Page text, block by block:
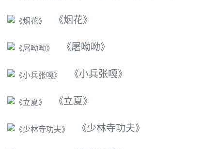
《烟花》
《屠呦呦》
《小兵张嘎》
《立夏》
《少林寺功夫》